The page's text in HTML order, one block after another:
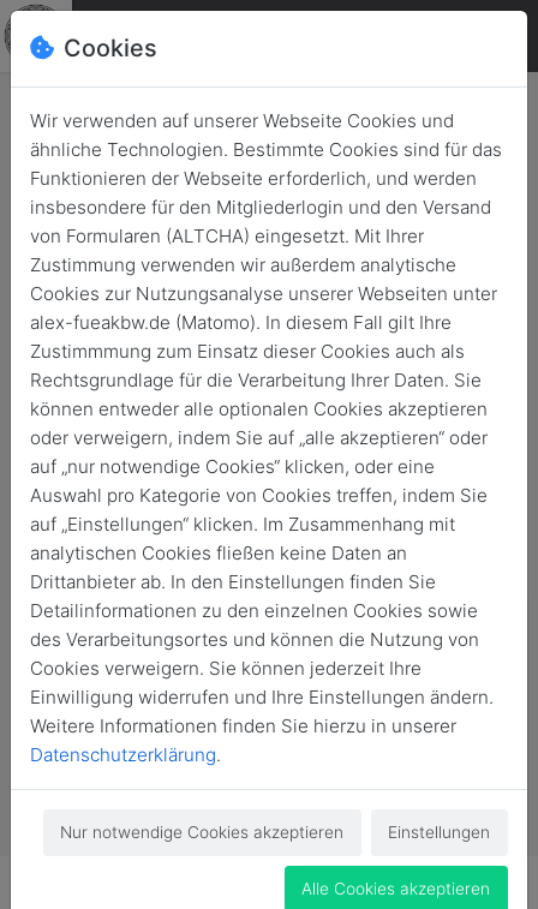
#GIDSresearch 2/2024 und
#GIDSstatement 7/2024
Energieautonome Streitkräfte:
Wasserstoff und die
Möglichkeiten nachhaltiger
Systeme David Reim und
Simon Struck legen Analyse
vor
27. Aug. 2024
Cookies
Wir verwenden auf unserer Webseite Cookies und
ähnliche Technologien. Bestimmte Cookies sind für das
Funktionieren der Webseite erforderlich, und werden
insbesondere für den Mitgliederlogin und den Versand
von Formularen (ALTCHA) eingesetzt. Mit Ihrer
Zustimmung verwenden wir außerdem analytische
Cookies zur Nutzungsanalyse unserer Webseiten unter
alex-fueakbw.de (Matomo). In diesem Fall gilt Ihre
Zustimmmung zum Einsatz dieser Cookies auch als
Rechtsgrundlage für die Verarbeitung Ihrer Daten. Sie
können entweder alle optionalen Cookies akzeptieren
oder verweigern, indem Sie auf „alle akzeptieren“ oder
auf „nur notwendige Cookies“ klicken, oder eine
Auswahl pro Kategorie von Cookies treffen, indem Sie
auf „Einstellungen“ klicken. Im Zusammenhang mit
analytischen Cookies fließen keine Daten an
Drittanbieter ab. In den Einstellungen finden Sie
Detailinformationen zu den einzelnen Cookies sowie
des Verarbeitungsortes und können die Nutzung von
Cookies verweigern. Sie können jederzeit Ihre
Einwilligung widerrufen und Ihre Einstellungen ändern.
Weitere Informationen finden Sie hierzu in unserer
Datenschutzerklärung.
Nur notwendige Cookies akzeptieren Einstellungen
Alle Cookies akzeptieren